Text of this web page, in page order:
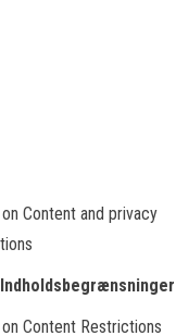
Indholdsbegrænsninger